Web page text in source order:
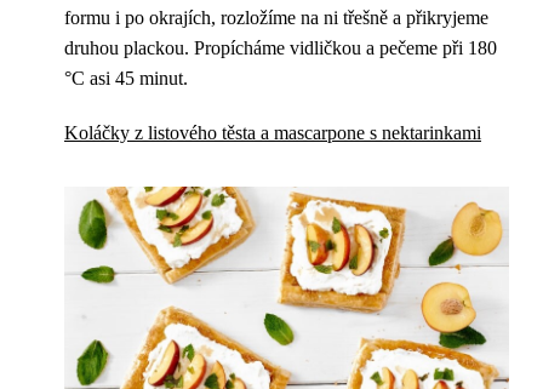
formu i po okrajích, rozložíme na ni třešně a přikryjeme
druhou plackou. Propícháme vidličkou a pečeme při 180
°C asi 45 minut.
Koláčky z listového těsta a mascarpone s nektarinkami